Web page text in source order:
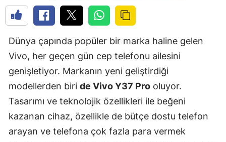
Dünya çapında popüler bir marka haline gelen
Vivo, her geçen gün cep telefonu ailesini
genişletiyor. Markanın yeni geliştirdiği
modellerden biri de Vivo Y37 Pro oluyor.
Tasarımı ve teknolojik özellikleri ile beğeni
kazanan cihaz, özellikle de bütçe dostu telefon
arayan ve telefona çok fazla para vermek